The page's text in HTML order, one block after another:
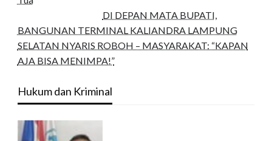
DI DEPAN MATA BUPATI,
BANGUNAN TERMINAL KALIANDRA LAMPUNG
SELATAN NYARIS ROBOH – MASYARAKAT: “KAPAN
AJA BISA MENIMPA!”
Hukum dan Kriminal